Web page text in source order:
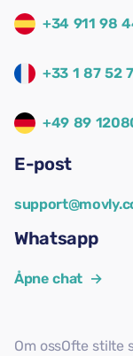
+34 911 98
+33 1 87 52
+49 89
E-post
Whatsapp
Åpne chat →
Om ossOfte stilte